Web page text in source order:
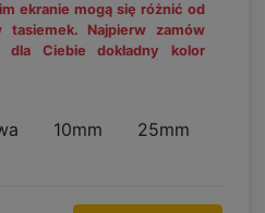
ekranie mogą się różnić od
tasiemek. Najpierw zamów
Ciebie dokładny kolor
25mm
10mm